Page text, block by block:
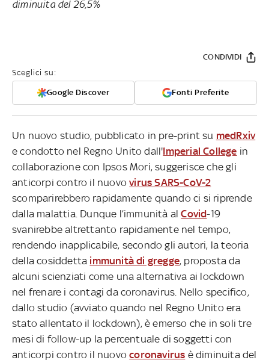
diminuita del 26,5%
Sceglici su:
Google Discover Fonti Preferite
CONDIVIDI
Un nuovo studio, pubblicato in pre-print su medRxiv
e condotto nel Regno Unito dall'Imperial College in
collaborazione con Ipsos Mori, suggerisce che gli
anticorpi contro il nuovovirus SARS-CoV-2
scomparirebbero rapidamente quando ci si riprende
dalla malattia. Dunque l’immunità alCovid-19
svanirebbe altrettanto rapidamente nel tempo,
rendendo inapplicabile, secondo gli autori, la teoria
della cosiddetta immunità di gregge, proposta da
alcuni scienziati come una alternativa ai lockdown
nel frenare i contagi da coronavirus. Nello specifico,
dallo studio (avviato quando nel Regno Unito era
stato allentato il lockdown), è emerso che in soli tre
mesi di follow-up la percentuale di soggetti con
anticorpi contro il nuovocoronavirus è diminuita del